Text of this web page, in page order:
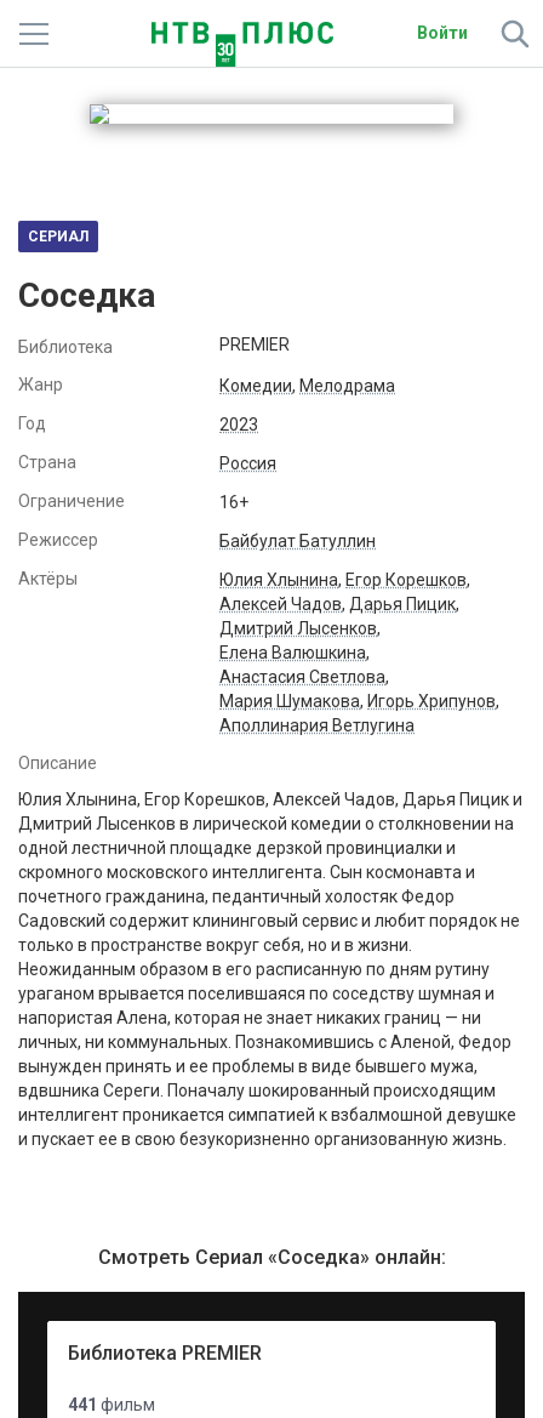
Войти
Телеканалы
Спутниковым абонентам
О сайте
Активировать промокод
СЕРИАЛ
Соседка
Библиотека PREMIER
Жанр Комедии, Мелодрама
Год
2023
Страна
Россия
Ограничение
16+
Режиссер
Байбулат Батуллин
Актёры
Юлия Хлынина, Егор Корешков,
Алексей Чадов, Дарья Пицик,
Дмитрий Лысенков,
Елена Валюшкина,
Анастасия Светлова,
Мария Шумакова, Игорь Хрипунов,
Аполлинария Ветлугина
Описание
Юлия Хлынина, Егор Корешков, Алексей Чадов, Дарья Пицик и
Дмитрий Лысенков в лирической комедии о столкновении на
одной лестничной площадке дерзкой провинциалки и
скромного московского интеллигента. Сын космонавта и
почетного гражданина, педантичный холостяк Федор
Садовский содержит клининговый сервис и любит порядок не
только в пространстве вокруг себя, но и в жизни.
Неожиданным образом в его расписанную по дням рутину
ураганом врывается поселившаяся по соседству шумная и
напористая Алена, которая не знает никаких границ — ни
личных, ни коммунальных. Познакомившись с Аленой, Федор
вынужден принять и ее проблемы в виде бывшего мужа,
вдвшника Сереги. Поначалу шокированный происходящим
интеллигент проникается симпатией к взбалмошной девушке
и пускает ее в свою безукоризненно организованную жизнь.
Смотреть Сериал «Соседка» онлайн:
Библиотека PREMIER
441 фильм